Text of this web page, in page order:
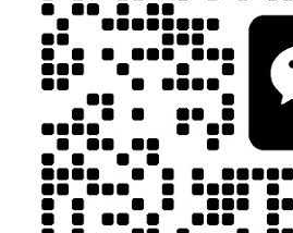
节能料斗干燥机 机边破碎机 塑料上
技术&研发 应用案例 新闻资讯
青岛你我帮贸易有限公司 版权所有